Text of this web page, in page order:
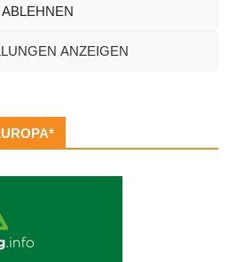
ABLEHNEN
ANZEIGEN
bei der Camper Oase ist
wir eine kleine Provision.